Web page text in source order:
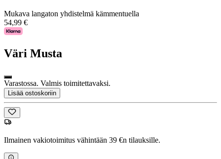
Mukava langaton yhdistelmä kämmentuella
54,99 €
Väri Musta
Varastossa. Valmis toimitettavaksi.
Lisää ostoskoriin
Ilmainen vakiotoimitus vähintään 39 €n tilauksille.